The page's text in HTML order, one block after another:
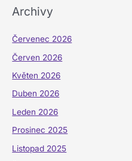
Archivy
Červenec 2026
Červen 2026
Květen 2026
Duben 2026
Leden 2026
Prosinec 2025
Listopad 2025